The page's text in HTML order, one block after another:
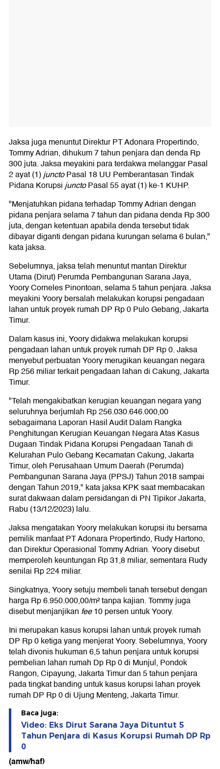
Jaksa juga menuntut Direktur PT Adonara Propertindo,
Tommy Adrian, dihukum 7 tahun penjara dan denda Rp
300 juta. Jaksa meyakini para terdakwa melanggar Pasal
2 ayat (1)junctoPasal 18 UU Pemberantasan Tindak
Pidana KorupsijunctoPasal 55 ayat (1) ke-1 KUHP.
"Menjatuhkan pidana terhadap Tommy Adrian dengan
pidana penjara selama 7 tahun dan pidana denda Rp 300
juta, dengan ketentuan apabila denda tersebut tidak
dibayar diganti dengan pidana kurungan selama 6 bulan,"
kata jaksa.
Sebelumnya, jaksa telah menuntut mantan Direktur
Utama (Dirut) Perumda Pembangunan Sarana Jaya,
Yoory Corneles Pinontoan, selama 5 tahun penjara. Jaksa
meyakini Yoory bersalah melakukan korupsi pengadaan
lahan untuk proyek rumah DP Rp 0 Pulo Gebang, Jakarta
Timur.
Dalam kasus ini, Yoory didakwa melakukan korupsi
pengadaan lahan untuk proyek rumah DP Rp 0. Jaksa
menyebut perbuatan Yoory merugikan keuangan negara
Rp 256 miliar terkait pengadaan lahan di Cakung, Jakarta
Timur.
"Telah mengakibatkan kerugian keuangan negara yang
seluruhnya berjumlah Rp 256.030.646.000,00
sebagaimana Laporan Hasil Audit Dalam Rangka
Penghitungan Kerugian Keuangan Negara Atas Kasus
Dugaan Tindak Pidana Korupsi Pengadaan Tanah di
Kelurahan Pulo Gebang Kecamatan Cakung, Jakarta
Timur, oleh Perusahaan Umum Daerah (Perumda)
Pembangunan Sarana Jaya (PPSJ) Tahun 2018 sampai
dengan Tahun 2019," kata jaksa KPK saat membacakan
surat dakwaan dalam persidangan di PN Tipikor Jakarta,
Rabu (13/12/2023) lalu.
Jaksa mengatakan Yoory melakukan korupsi itu bersama
pemilik manfaat PT Adonara Propertindo, Rudy Hartono,
dan Direktur Operasional Tommy Adrian. Yoory disebut
memperoleh keuntungan Rp 31,8 miliar, sementara Rudy
senilai Rp 224 miliar.
Singkatnya, Yoory setuju membeli tanah tersebut dengan
harga Rp 6.950.000,00/m² tanpa kajian. Tommy juga
disebut menjanjikan fee10 persen untuk Yoory.
Ini merupakan kasus korupsi lahan untuk proyek rumah
DP Rp 0 ketiga yang menjerat Yoory. Sebelumnya, Yoory
telah divonis hukuman 6,5 tahun penjara untuk korupsi
pembelian lahan rumah Dp Rp 0 di Munjul, Pondok
Rangon, Cipayung, Jakarta Timur dan 5 tahun penjara
pada tingkat banding untuk kasus korupsi lahan proyek
rumah DP Rp 0 di Ujung Menteng, Jakarta Timur.
Baca juga:
Video: Eks Dirut Sarana Jaya Dituntut 5
Tahun Penjara di Kasus Korupsi Rumah DP Rp
0
(amw/haf)